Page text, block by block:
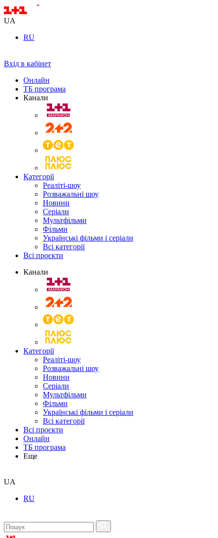
UA
RU
Вхід в кабінет
Онлайн
ТБ програма
Канали
Категорії
Реаліті-шоу
Розважальні шоу
Новини
Серіали
Мультфільми
Фільми
Українські фільми і серіали
Всі категорії
Всі проєкти
Канали
Категорії
Реаліті-шоу
Розважальні шоу
Новини
Серіали
Мультфільми
Фільми
Українські фільми і серіали
Всі категорії
Всі проєкти
Онлайн
ТБ програма
Еще
UA
RU